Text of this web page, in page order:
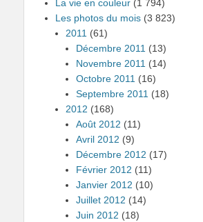
La vie en couleur (1 794)
Les photos du mois (3 823)
2011 (61)
Décembre 2011 (13)
Novembre 2011 (14)
Octobre 2011 (16)
Septembre 2011 (18)
2012 (168)
Août 2012 (11)
Avril 2012 (9)
Décembre 2012 (17)
Février 2012 (11)
Janvier 2012 (10)
Juillet 2012 (14)
Juin 2012 (18)